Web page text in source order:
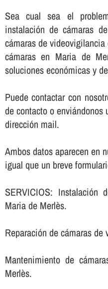
Sea cual sea el
instalación de cámaras
cámaras de
cámaras en Maria de
soluciones económicas y
Puede contactar con
de contacto o enviándonos
dirección mail.
Ambos datos aparecen en
igual que un breve
SERVICIOS: Instalación
Maria de Merlès.
Reparación de cámaras
Mantenimiento de
Merlès.